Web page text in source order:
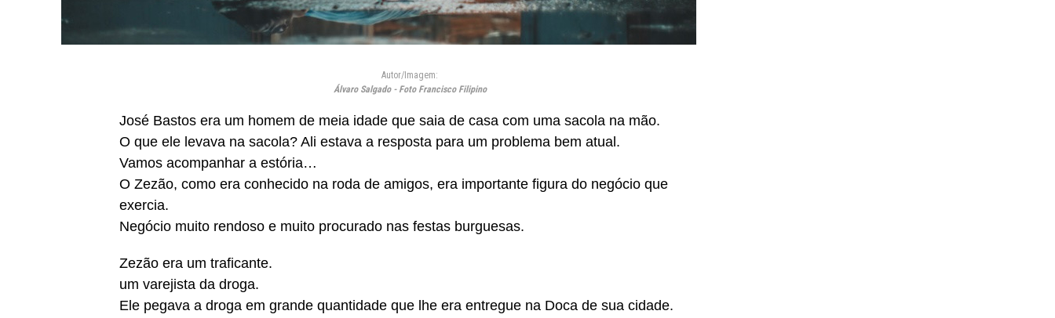
Autor/Imagem:
Álvaro Salgado - Foto Francisco Filipino
José Bastos era um homem de meia idade que saia de casa com uma sacola na mão.
O que ele levava na sacola? Ali estava a resposta para um problema bem atual.
Vamos acompanhar a estória…
O Zezão, como era conhecido na roda de amigos, era importante figura do negócio que
exercia.
Negócio muito rendoso e muito procurado nas festas burguesas.
Zezão era um traficante.
um varejista da droga.
Ele pegava a droga em grande quantidade que lhe era entregue na Doca de sua cidade.